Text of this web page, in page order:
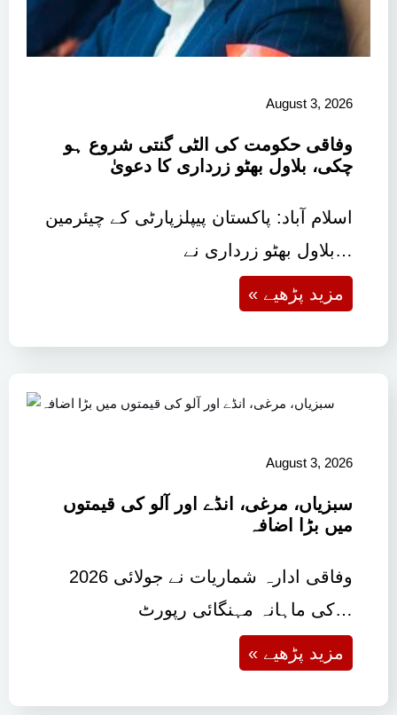
August 3, 2026
وفاقی حکومت کی الٹی گنتی شروع ہو
چکی، بلاول بھٹو زرداری کا دعویٰ
اسلام آباد: پاکستان پیپلزپارٹی کے چیئرمین
بلاول بھٹو زرداری نے…
« مزید پڑھیے
August 3, 2026
سبزیاں، مرغی، انڈے اور آلو کی قیمتوں
میں بڑا اضافہ
وفاقی ادارہ شماریات نے جولائی 2026
کی ماہانہ مہنگائی رپورٹ…
« مزید پڑھیے